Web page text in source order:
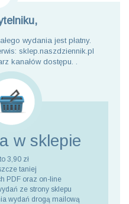
wydania jest płatny.
sklep.naszdziennik.pl
kanałów dostępu. .
w sklepie
3,90 zł
taniej
PDF oraz on-line
ze strony sklepu
wydań drogą mailową